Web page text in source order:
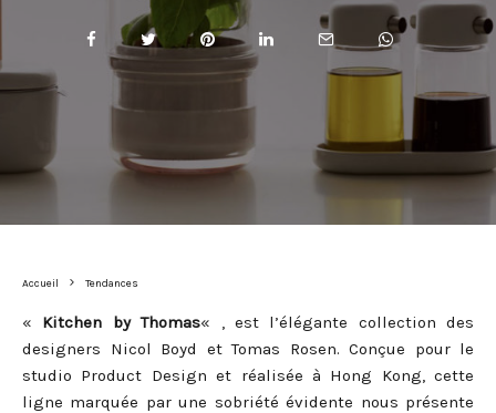
Accueil Tendances
« Kitchen by Thomas« , est l’élégante collection des
designers Nicol Boyd et Tomas Rosen. Conçue pour le
studio Product Design et réalisée à Hong Kong, cette
ligne marquée par une sobriété évidente nous présente